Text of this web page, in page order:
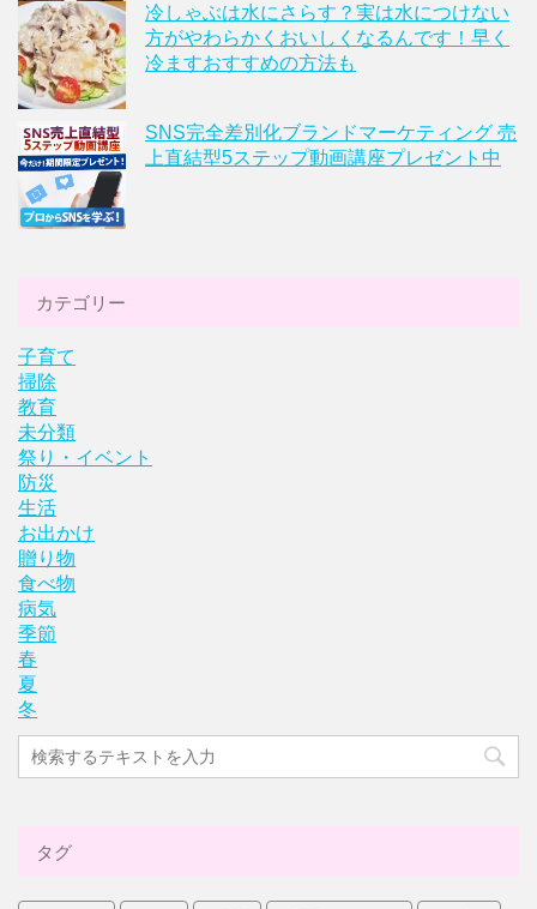
冷しゃぶは水にさらす？実は水につけない
方がやわらかくおいしくなるんです！早く
冷ますおすすめの方法も
SNS完全差別化ブランドマーケティング 売
上直結型5ステップ動画講座プレゼント中
カテゴリー
子育て
掃除
教育
未分類
祭り・イベント
防災
生活
お出かけ
贈り物
食べ物
病気
季節
春
夏
冬
タグ